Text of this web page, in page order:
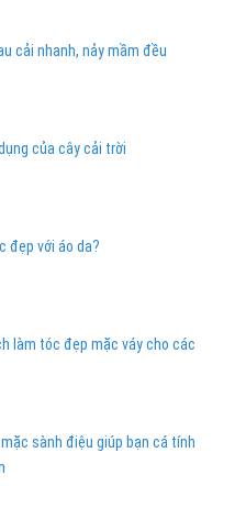
cải nhanh, nảy mầm đều
của cây cải trời
đẹp với áo da?
làm tóc đẹp mặc váy cho các
sành điệu giúp bạn cá tính